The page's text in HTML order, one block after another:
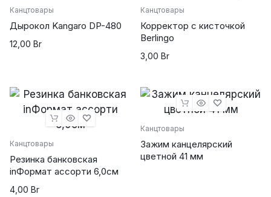
powered by
wordpress cookie
Канцтовары
Дырокол Kangaro DP-480
12,00 Br
Канцтовары
Корректор с кисточкой
Berlingo
3,00 Br
Канцтовары
Резинка банковская
inФормат ассорти 6,0см
4,00 Br
Канцтовары
Зажим канцелярский
цветной 41 мм